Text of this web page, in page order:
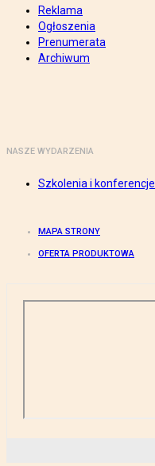
Reklama
Ogłoszenia
Prenumerata
Archiwum
NASZE WYDARZENIA
Szkolenia i konferencje
MAPA STRONY
OFERTA PRODUKTOWA